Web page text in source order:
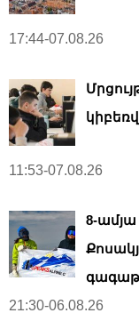
17:44-07.08.26
11:53-07.08.26
8-ամյա
գագաթ
21:30-06.08.26